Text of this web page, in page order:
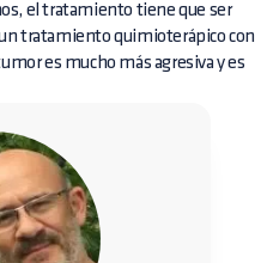
el tratamiento tiene que ser
tratamiento quimioterápico con
es mucho más agresiva y es